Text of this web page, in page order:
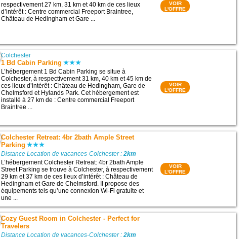
respectivement 27 km, 31 km et 40 km de ces lieux
d’intérêt : Centre commercial Freeport Braintree,
Château de Hedingham et Gare ...
VOIR
L'OFFRE
Colchester
1 Bd Cabin Parking
L’hébergement 1 Bd Cabin Parking se situe à
Colchester, à respectivement 31 km, 40 km et 45 km de
ces lieux d’intérêt : Château de Hedingham, Gare de
Chelmsford et Hylands Park. Cet hébergement est
installé à 27 km de : Centre commercial Freeport
Braintree ...
VOIR
L'OFFRE
Colchester Retreat: 4br 2bath Ample Street
Parking
Distance Location de vacances-Colchester :2km
L’hébergement Colchester Retreat: 4br 2bath Ample
Street Parking se trouve à Colchester, à respectivement
29 km et 37 km de ces lieux d’intérêt : Château de
Hedingham et Gare de Chelmsford. Il propose des
équipements tels qu’une connexion Wi-Fi gratuite et
une ...
VOIR
L'OFFRE
Cozy Guest Room in Colchester - Perfect for
Travelers
Distance Location de vacances-Colchester :2km